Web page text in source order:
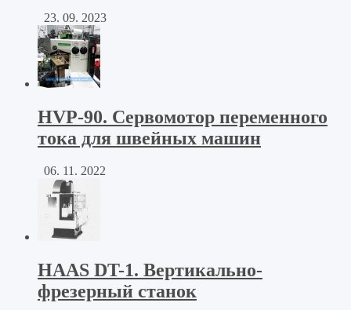
23. 09. 2023
HVP-90. Сервомотор переменного
тока для швейных машин
06. 11. 2022
HAAS DT-1. Вертикально-
фрезерный станок